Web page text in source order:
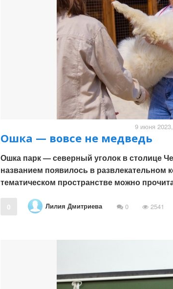
9 июня
Ошка — вовсе не медведь
Ошка парк — северный уголок в столице
названием появилось в
тематическом пространстве можно
0 Лилия Дмитриева 0 2541